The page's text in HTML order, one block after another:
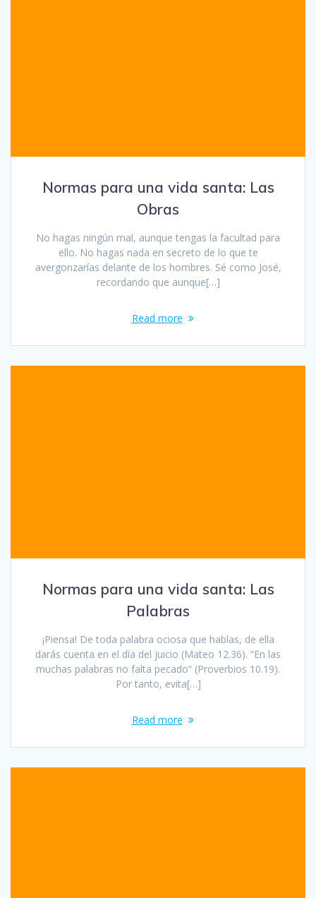
Normas para una vida santa: Las
Obras
No hagas ningún mal, aunque tengas la facultad para
ello. No hagas nada en secreto de lo que te
avergonzarías delante de los hombres. Sé como José,
recordando que aunque[…]
Read more
Normas para una vida santa: Las
Palabras
¡Piensa! De toda palabra ociosa que hablas, de ella
darás cuenta en el día del juicio (Mateo 12.36). “En las
muchas palabras no falta pecado” (Proverbios 10.19).
Por tanto, evita[…]
Read more